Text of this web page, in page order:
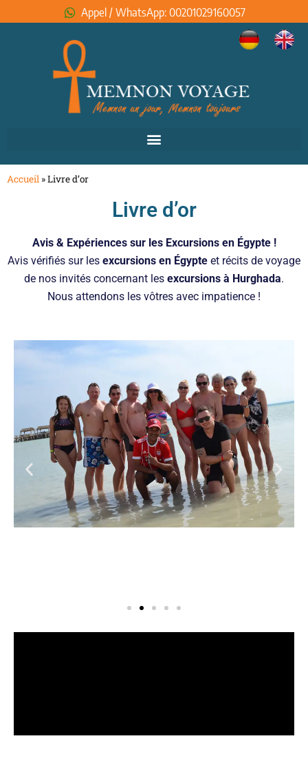
Appel / WhatsApp: 00201029160057
Accueil »Livre d’or
Livre d’or
Avis & Expériences sur les Excursions en Égypte !
Avis vérifiés sur les excursions en Égypte et récits de voyage
de nos invités concernant les excursions à Hurghada.
Nous attendons les vôtres avec impatience !